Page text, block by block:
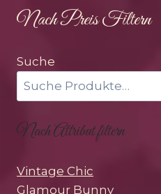
Nach Preis Filtern
Suche
Nach Attribut filtern
Vintage Chic
Glamour Bunny